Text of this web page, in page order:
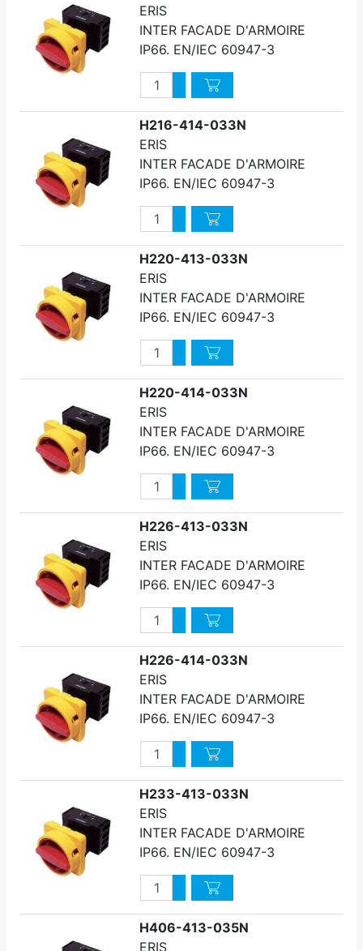
ERIS
INTER FACADE D'ARMOIRE
IP66. EN/IEC 60947-3
QuantitéAugmenter quantité
Diminuer quantité
H216-414-033N
ERIS
INTER FACADE D'ARMOIRE
IP66. EN/IEC 60947-3
QuantitéAugmenter quantité
Diminuer quantité
H220-413-033N
ERIS
INTER FACADE D'ARMOIRE
IP66. EN/IEC 60947-3
QuantitéAugmenter quantité
Diminuer quantité
H220-414-033N
ERIS
INTER FACADE D'ARMOIRE
IP66. EN/IEC 60947-3
QuantitéAugmenter quantité
Diminuer quantité
H226-413-033N
ERIS
INTER FACADE D'ARMOIRE
IP66. EN/IEC 60947-3
QuantitéAugmenter quantité
Diminuer quantité
H226-414-033N
ERIS
INTER FACADE D'ARMOIRE
IP66. EN/IEC 60947-3
QuantitéAugmenter quantité
Diminuer quantité
H233-413-033N
ERIS
INTER FACADE D'ARMOIRE
IP66. EN/IEC 60947-3
QuantitéAugmenter quantité
Diminuer quantité
H406-413-035N
ERIS